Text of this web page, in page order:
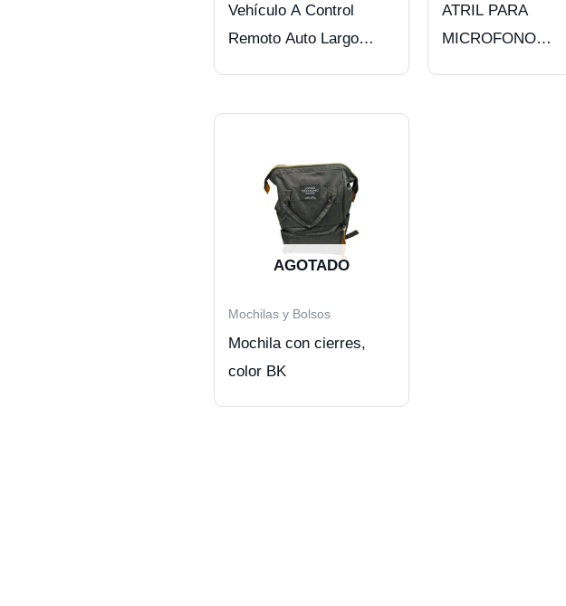
Vehículo A Control
Remoto Auto Largo
ATRIL PARA
MICROFONO
AGOTADO
Mochilas y Bolsos
Mochila con cierres,
color BK